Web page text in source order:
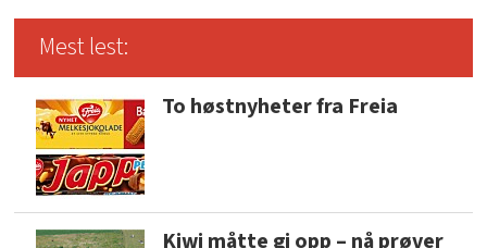
Mest lest:
To høstnyheter fra Freia